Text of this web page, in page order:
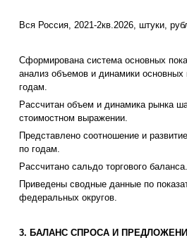
Вся Россия, 2021-2кв.2026, штуки,
Сформирована система основных
анализ объемов и динамики основных
годам.
Рассчитан объем и динамика рынка
стоимостном выражении.
Представлено соотношение и
по годам.
Рассчитано сальдо торгового баланса.
Приведены сводные данные по
федеральных округов.
3. БАЛАНС СПРОСА И